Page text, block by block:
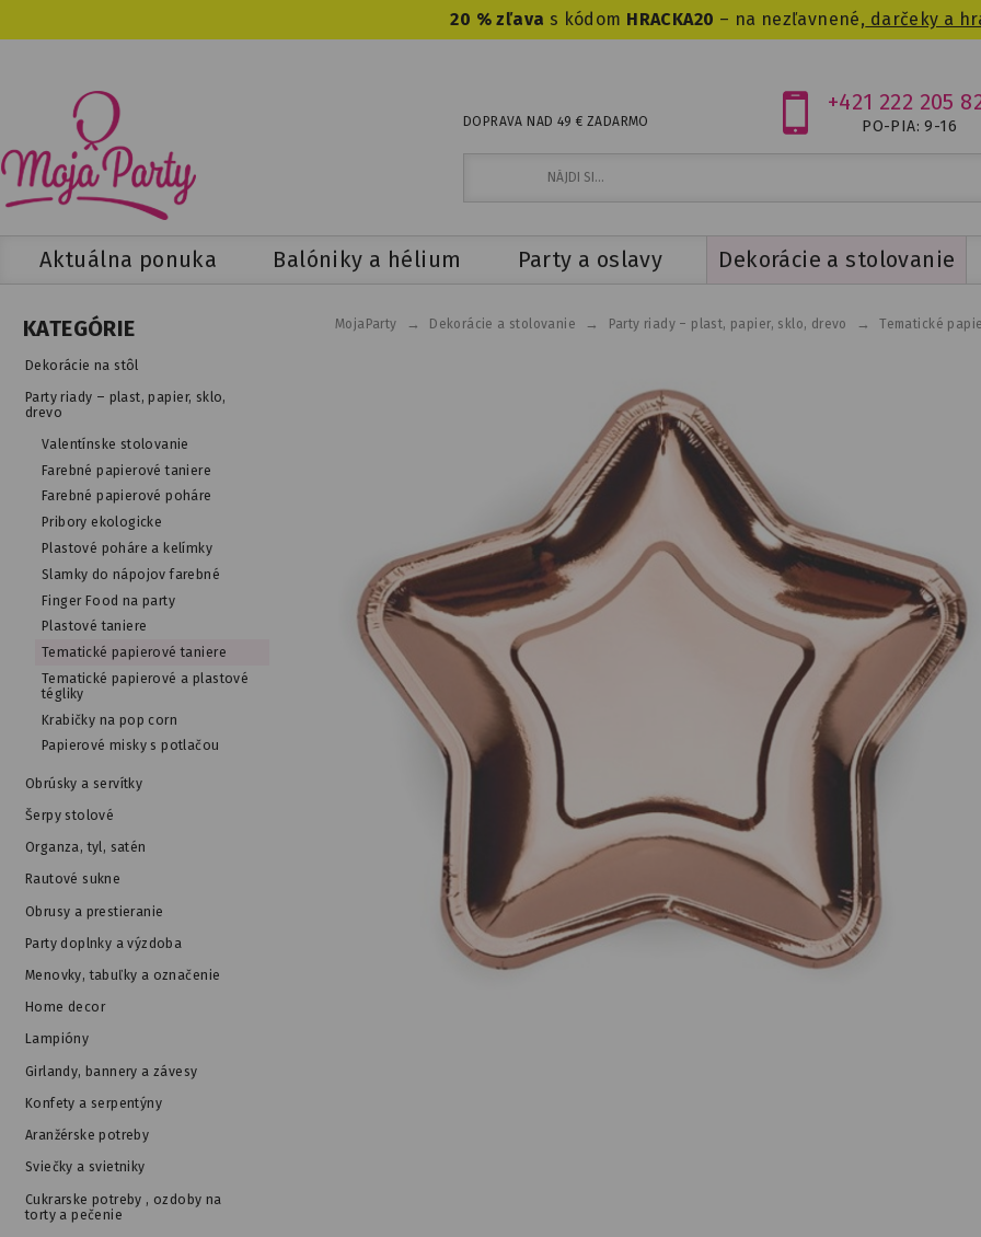
20 % zľava s kódom HRACKA20 – na nezľavnené, darčeky a
DOPRAVA NAD 49 € ZADARMO
+421 222 205
PO-PIA: 9-16
Aktuálna ponuka Balóniky a hélium Party a oslavy Dekorácie a stolovanie
KATEGÓRIE
Dekorácie na stôl
Party riady – plast, papier, sklo,
drevo
Valentínske stolovanie
Farebné papierové taniere
Farebné papierové poháre
Pribory ekologicke
Plastové poháre a kelímky
Slamky do nápojov farebné
Finger Food na party
Plastové taniere
Tematické papierové taniere
Tematické papierové a plastové
tégliky
Krabičky na pop corn
Papierové misky s potlačou
Obrúsky a servítky
Šerpy stolové
Organza, tyl, satén
Rautové sukne
Obrusy a prestieranie
Party doplnky a výzdoba
Menovky, tabuľky a označenie
Home decor
Lampióny
Girlandy, bannery a závesy
Konfety a serpentýny
Aranžérske potreby
Sviečky a svietniky
Cukrarske potreby , ozdoby na
torty a pečenie
MojaParty → Dekorácie a stolovanie → Party riady – plast, papier, sklo, drevo → Tematické